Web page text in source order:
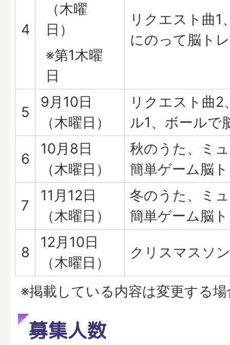
4
（木曜
日）
※第1木曜
日
リクエスト曲1
にのって脳トレ
5
9月10日
（木曜日）
リクエスト曲
ル1、ボールで
6
10月8日
（木曜日）
秋のうた、ミ
簡単ゲーム脳
7
11月12日
（木曜日）
冬のうた、ミ
簡単ゲーム脳
8
12月10日
（木曜日）
クリスマスソ
※掲載している内容は変更する
募集人数